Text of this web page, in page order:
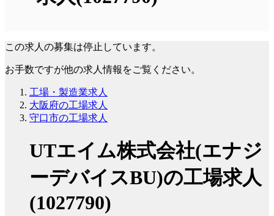
この求人の募集は停止しています。
お手数ですが他の求人情報をご覧ください。
工場・製造業求人
大阪府の工場求人
守口市の工場求人
UTエイム株式会社(エナジ
ーデバイスBU)の工場求人
(1027790)